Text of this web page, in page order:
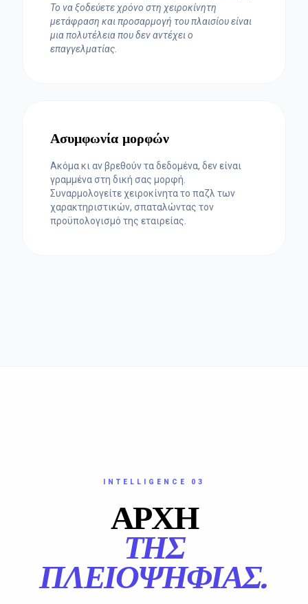
Το να ξοδεύετε χρόνο στη χειροκίνητη
μετάφραση και προσαρμογή του πλαισίου είναι
μια πολυτέλεια που δεν αντέχει ο
επαγγελματίας.
Ασυμφωνία μορφών
Ακόμα κι αν βρεθούν τα δεδομένα, δεν είναι
γραμμένα στη δική σας μορφή.
Συναρμολογείτε χειροκίνητα το παζλ των
χαρακτηριστικών, σπαταλώντας τον
προϋπολογισμό της εταιρείας.
INTELLIGENCE 03
ΑΡΧΗ
ΤΗΣ
ΠΛΕΙΟΨΗΦΙΑΣ.